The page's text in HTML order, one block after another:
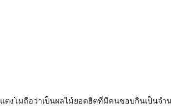
แตงโมถือว่าเป็นผลไม้ยอดฮิตที่มีคนชอบกินเป็นจ